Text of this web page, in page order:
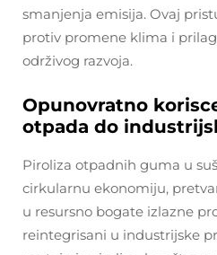
smanjenja emisija. Ovaj
protiv promene klima i
održivog razvoja.
Opunovratno
otpada do
Piroliza otpadnih guma u
cirkularnu ekonomiju,
u resursno bogate izlazne
reintegrisani u industrijske